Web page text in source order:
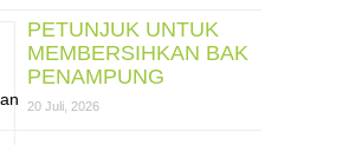
PETUNJUK UNTUK
MEMBERSIHKAN BAK
PENAMPUNG
20 Juli, 2026